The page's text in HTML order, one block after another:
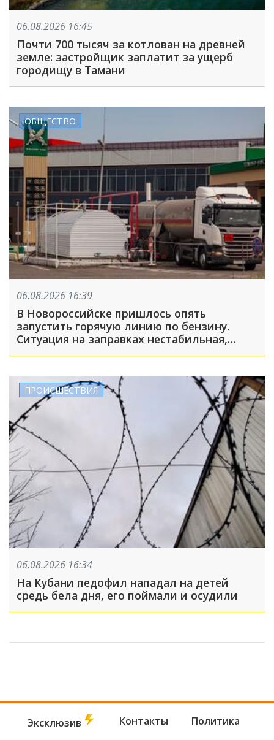
06.08.2026 16:45
Почти 700 тысяч за котлован на древней
земле: застройщик заплатит за ущерб
городищу в Тамани
ОБЩЕСТВО
06.08.2026 16:39
В Новороссийске пришлось опять
запустить горячую линию по бензину.
Ситуация на заправках нестабильная,
много жалоб
ПРОИСШЕСТВИЯ
06.08.2026 16:34
На Кубани педофил нападал на детей
средь бела дня, его поймали и осудили
Эксклюзив Контакты Политика